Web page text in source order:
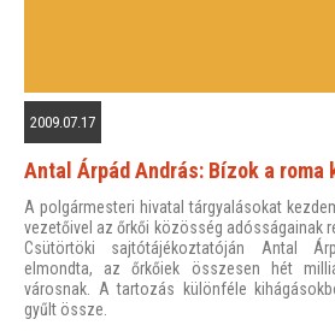
2009.07.17
Antal Árpád András: Bízok a roma
A polgármesteri hivatal tárgyalásokat
vezetőivel az őrkői közösség adósságainak
Csütörtöki sajtótájékoztatóján Antal
elmondta, az őrkőiek összesen hét
városnak. A tartozás különféle
gyűlt össze.